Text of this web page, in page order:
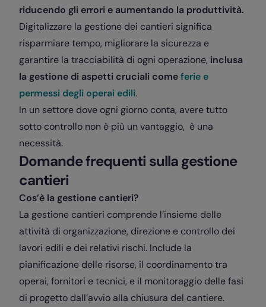
riducendo gli errori e aumentando la produttività.
Digitalizzare la gestione dei cantieri significa
risparmiare tempo, migliorare la sicurezza e
garantire la tracciabilità di ogni operazione, inclusa
la gestione di aspetti cruciali comeferie e
permessi degli operai edili.
In un settore dove ogni giorno conta, avere tutto
sotto controllo non è più un vantaggio, è una
necessità.
Domande frequenti sulla gestione
cantieri
Cos’è la gestione cantieri?
La gestione cantieri comprende l’insieme delle
attività di organizzazione, direzione e controllo dei
lavori edili e dei relativi rischi. Include la
pianificazione delle risorse, il coordinamento tra
operai, fornitori e tecnici, e il monitoraggio delle fasi
di progetto dall’avvio alla chiusura del cantiere.